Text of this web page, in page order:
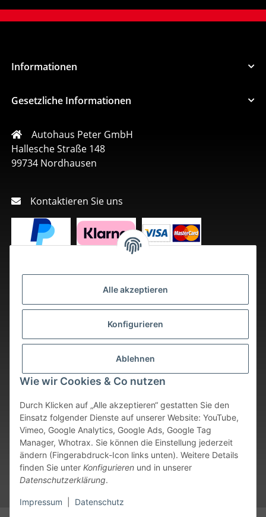
Alle akzeptieren
Konfigurieren
Ablehnen
Wie wir Cookies & Co nutzen
Durch Klicken auf „Alle akzeptieren“ gestatten Sie den
Einsatz folgender Dienste auf unserer Website: YouTube,
Vimeo, Google Analytics, Google Ads, Google Tag
Manager, Whotrax. Sie können die Einstellung jederzeit
ändern (Fingerabdruck-Icon links unten). Weitere Details
finden Sie unter Konfigurieren und in unserer
Datenschutzerklärung.
Impressum Datenschutz
Informationen
Gesetzliche Informationen
Autohaus Peter GmbH
Hallesche Straße 148
99734 Nordhausen
Kontaktieren Sie uns
Vertrag widerrufen
* Alle Preise inkl. gesetzlicher USt., zzgl. Versand
. Bei sofort
verfügbaren Artikeln erfolgt der Versand innerhalb von 24